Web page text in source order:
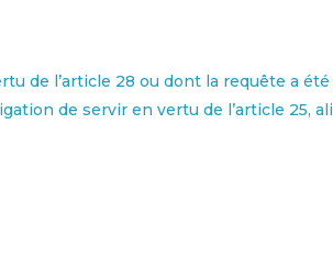
de l’article 28 ou dont la requête a
de servir en vertu de l’article 25,